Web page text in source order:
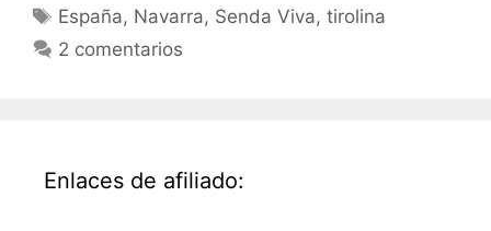
Etiquetas
España, Navarra, Senda Viva,tirolina
2 comentarios
Enlaces de afiliado: